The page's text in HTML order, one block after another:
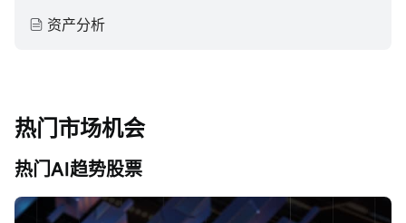
资产分析
热门市场机会
热门AI趋势股票